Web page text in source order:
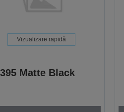
Vizualizare rapidă
Matte Black